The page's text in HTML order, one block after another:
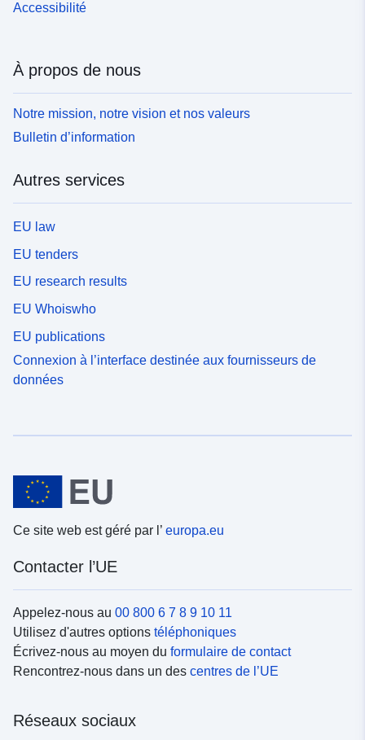
Accessibilité
À propos de nous
Notre mission, notre vision et nos valeurs
Bulletin d’information
Autres services
EU law
EU tenders
EU research results
EU Whoiswho
EU publications
Connexion à l’interface destinée aux fournisseurs de
données
Ce site web est géré par l’ europa.eu
Contacter l’UE
Appelez-nous au 00 800 6 7 8 9 10 11
Utilisez d'autres options téléphoniques
Écrivez-nous au moyen du formulaire de contact
Rencontrez-nous dans un des centres de l’UE
Réseaux sociaux